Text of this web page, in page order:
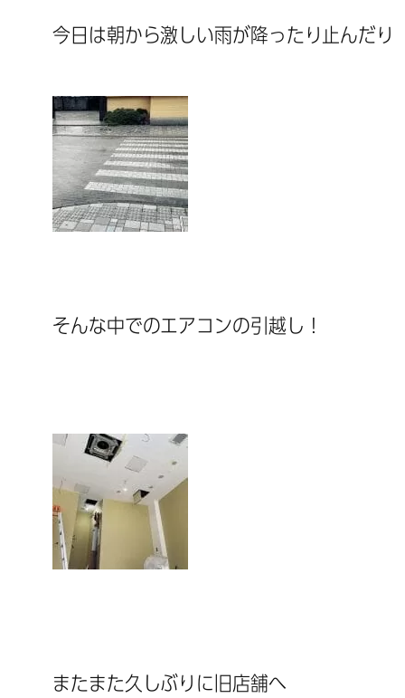
今日は朝から激しい雨が降ったり止んだり
そんな中でのエアコンの引越し！
またまた久しぶりに旧店舗へ